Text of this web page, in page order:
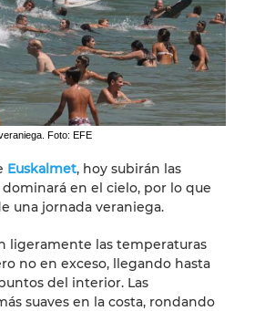
Foto: EFE
Euskalmet, hoy subirán las
en el cielo, por lo que
una jornada veraniega.
ligeramente las temperaturas
no en exceso, llegando hasta
del interior. Las
suaves en la costa, rondando